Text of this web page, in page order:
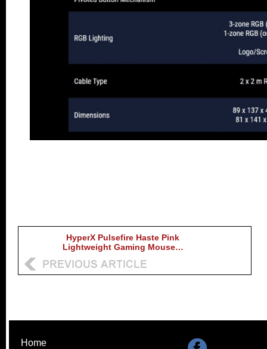
HyperX Pulsefire Haste Pink
Lightweight Gaming Mouse…
Home